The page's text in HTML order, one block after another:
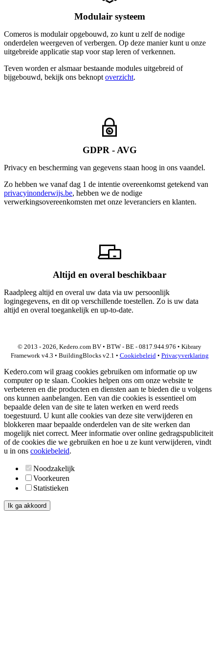
Modulair systeem
Comeros is modulair opgebouwd, zo kunt u zelf de nodige
onderdelen weergeven of verbergen. Op deze manier kunt u onze
uitgebreide applicatie stap voor stap leren of verkennen.
Teven worden er alsmaar bestaande modules uitgebreid of
bijgebouwd, bekijk ons beknopt overzicht.
GDPR - AVG
Privacy en bescherming van gegevens staan hoog in ons vaandel.
Zo hebben we vanaf dag 1 de intentie overeenkomst getekend van
privacyinonderwijs.be, hebben we de nodige
verwerkingsovereenkomsten met onze leveranciers en klanten.
Altijd en overal beschikbaar
Raadpleeg altijd en overal uw data via uw persoonlijk
logingegevens, en dit op verschillende toestellen. Zo is uw data
altijd en overal toegankelijk en up-to-date.
© 2013 - 2026, Kedero.com BV • BTW - BE - 0817.944.976 • Kibrary
Framework v4.3 • BuildingBlocks v2.1 • Cookiebeleid • Privacyverklaring
Kedero.com wil graag cookies gebruiken om informatie op uw
computer op te slaan. Cookies helpen ons om onze website te
verbeteren en die producten en diensten aan te bieden die u volgens
ons kunnen aanbelangen. Een van die cookies is essentieel om
bepaalde delen van de site te laten werken en werd reeds
toegestuurd. U kunt alle cookies van deze site verwijderen en
blokkeren maar bepaalde onderdelen van de site werken dan
mogelijk niet correct. Meer informatie over online gedragspubliciteit
of de cookies die we gebruiken en hoe u ze kunt verwijderen, vindt
u in ons cookiebeleid.
Noodzakelijk
Voorkeuren
Statistieken
Ik ga akkoord